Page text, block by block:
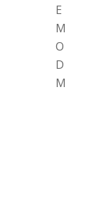
E
M
O
D
M